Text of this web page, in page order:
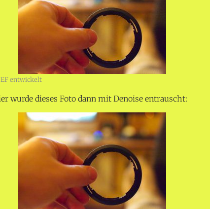
entwickelt
wurde dieses Foto dann mit Denoise entrauscht: